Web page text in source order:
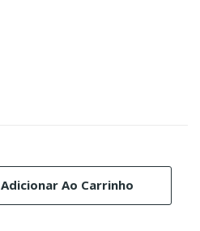
Adicionar Ao Carrinho